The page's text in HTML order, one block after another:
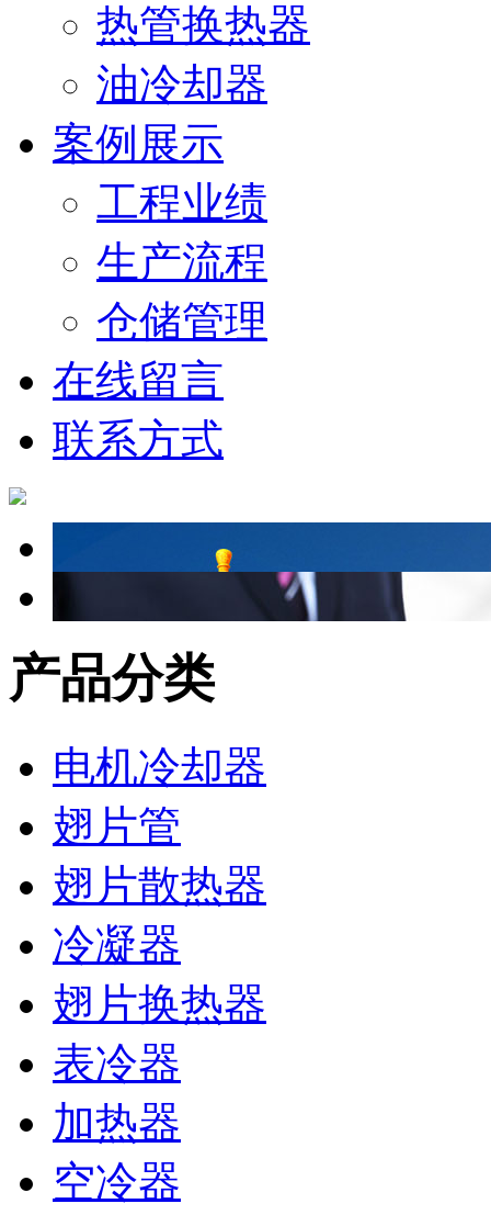
热管换热器
油冷却器
案例展示
工程业绩
生产流程
仓储管理
在线留言
联系方式
产品分类
电机冷却器
翅片管
翅片散热器
冷凝器
翅片换热器
表冷器
加热器
空冷器